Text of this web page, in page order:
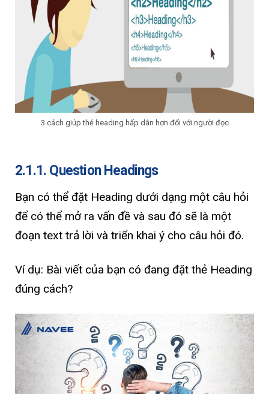
3 cách giúp thẻ heading hấp dẫn hơn đối với người đọc
2.1.1. Question Headings
Bạn có thể đặt Heading dưới dạng một câu hỏi
để có thể mở ra vấn đề và sau đó sẽ là một
đoạn text trả lời và triển khai ý cho câu hỏi đó.
Ví dụ: Bài viết của bạn có đang đặt thẻ Heading
đúng cách?